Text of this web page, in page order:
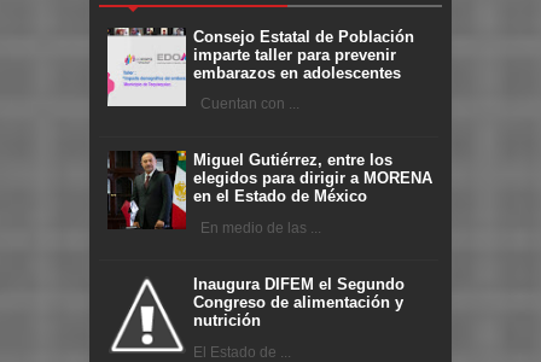
Consejo Estatal de Población
imparte taller para prevenir
embarazos en adolescentes
Cuentan con ...
Miguel Gutiérrez, entre los
elegidos para dirigir a MORENA
en el Estado de México
En medio de las ...
Inaugura DIFEM el Segundo
Congreso de alimentación y
nutrición
El Estado de ...